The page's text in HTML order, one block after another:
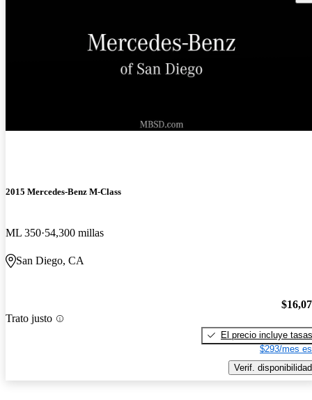
2015 Mercedes-Benz M-Class
ML 350 54,300 millas
San Diego, CA
Trato justo
El precio incluye tasas
$293/mes
Verif. disponibilidad